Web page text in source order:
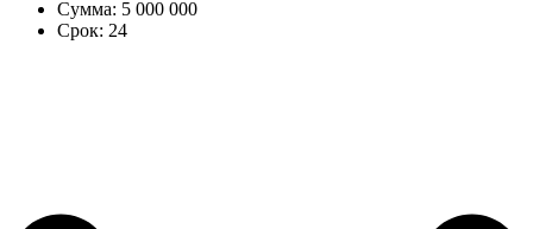
Сумма: 5 000 000
Срок: 24